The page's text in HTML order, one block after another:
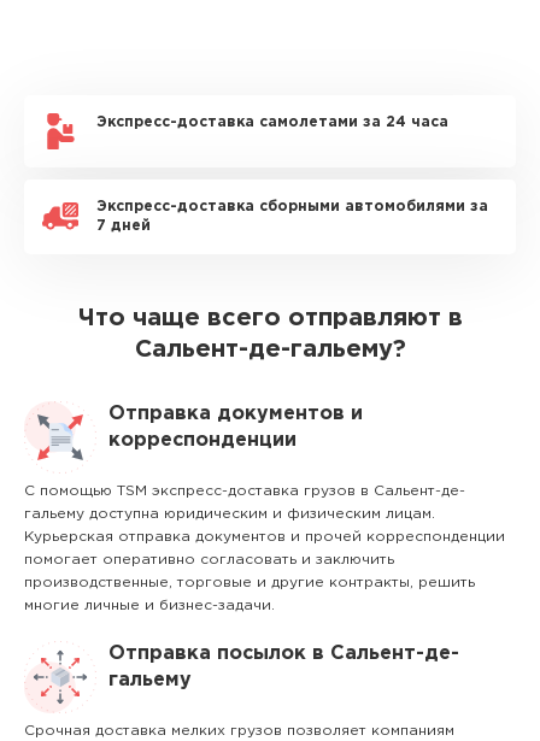
Экспресс-доставка самолетами за 24 часа
Экспресс-доставка сборными автомобилями за
7 дней
Что чаще всего отправляют в
Сальент-де-гальему?
Отправка документов и
корреспонденции
С помощью TSM экспресс-доставка грузов в Сальент-де-
гальему доступна юридическим и физическим лицам.
Курьерская отправка документов и прочей корреспонденции
помогает оперативно согласовать и заключить
производственные, торговые и другие контракты, решить
многие личные и бизнес-задачи.
Отправка посылок в Сальент-де-
гальему
Срочная доставка мелких грузов позволяет компаниям